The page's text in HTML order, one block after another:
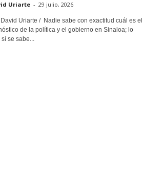
Uriarte - 29 julio, 2026
David Uriarte / Nadie sabe con exactitud cuál es el
de la política y el gobierno en Sinaloa; lo
se sabe...